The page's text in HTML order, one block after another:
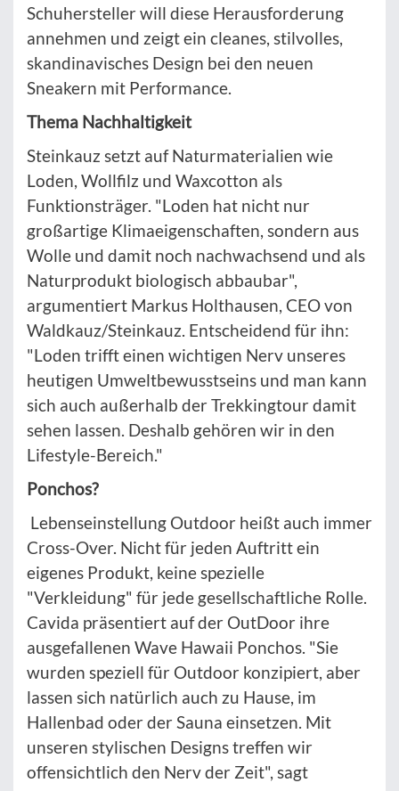
Schuhersteller will diese Herausforderung
annehmen und zeigt ein cleanes, stilvolles,
skandinavisches Design bei den neuen
Sneakern mit Performance.
Thema Nachhaltigkeit
Steinkauz setzt auf Naturmaterialien wie
Loden, Wollfilz und Waxcotton als
Funktionsträger. "Loden hat nicht nur
großartige Klimaeigenschaften, sondern aus
Wolle und damit noch nachwachsend und als
Naturprodukt biologisch abbaubar",
argumentiert Markus Holthausen, CEO von
Waldkauz/Steinkauz. Entscheidend für ihn:
"Loden trifft einen wichtigen Nerv unseres
heutigen Umweltbewusstseins und man kann
sich auch außerhalb der Trekkingtour damit
sehen lassen. Deshalb gehören wir in den
Lifestyle-Bereich."
Ponchos?
Lebenseinstellung Outdoor heißt auch immer
Cross-Over. Nicht für jeden Auftritt ein
eigenes Produkt, keine spezielle
"Verkleidung" für jede gesellschaftliche Rolle.
Cavida präsentiert auf der OutDoor ihre
ausgefallenen Wave Hawaii Ponchos. "Sie
wurden speziell für Outdoor konzipiert, aber
lassen sich natürlich auch zu Hause, im
Hallenbad oder der Sauna einsetzen. Mit
unseren stylischen Designs treffen wir
offensichtlich den Nerv der Zeit", sagt